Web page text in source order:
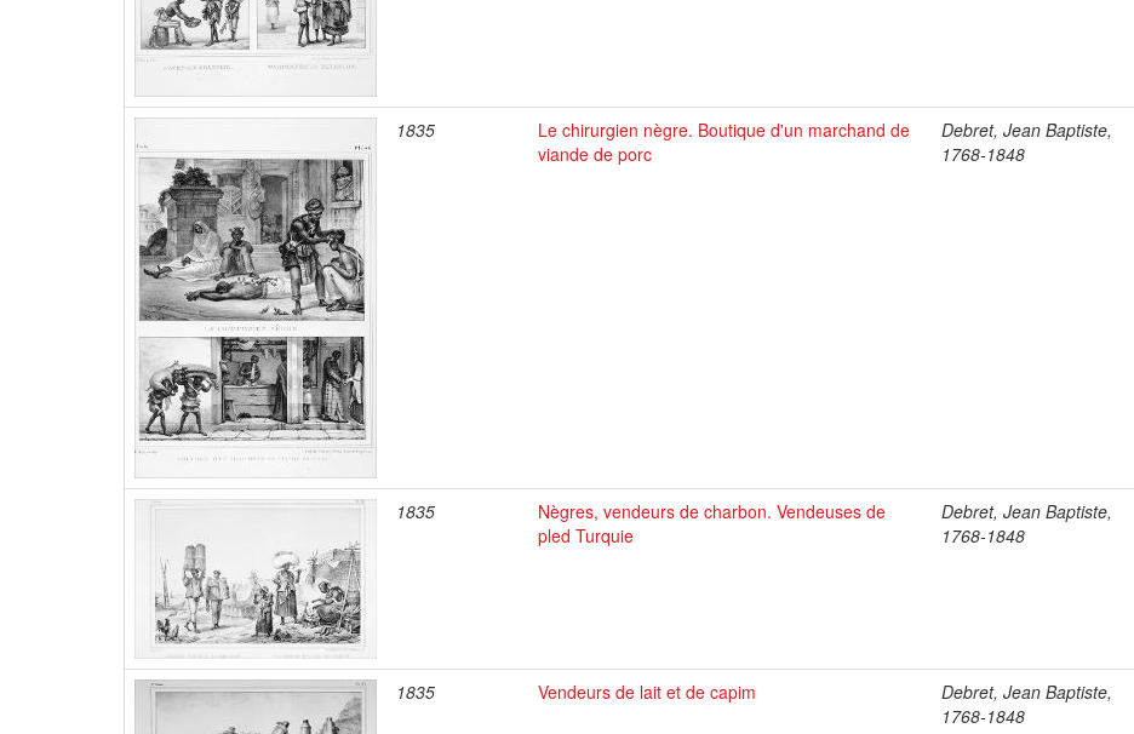
1835
Le chirurgien nègre. Boutique d'un marchand de
viande de porc
Debret, Jean Baptiste,
1768-1848
1835
Nègres, vendeurs de charbon. Vendeuses de
pled Turquie
Debret, Jean Baptiste,
1768-1848
1835 Vendeurs de lait et de capim
Debret, Jean Baptiste,
1768-1848